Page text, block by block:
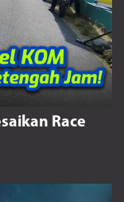
Race